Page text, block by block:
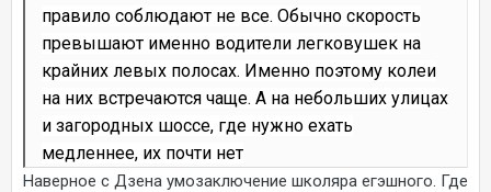
правило соблюдают не все. Обычно скорость
превышают именно водители легковушек на
крайних левых полосах. Именно поэтому колеи
на них встречаются чаще. А на небольших улицах
и загородных шоссе, где нужно ехать
медленнее, их почти нет
Наверное с Дзена умозаключение школяра егэшного. Где